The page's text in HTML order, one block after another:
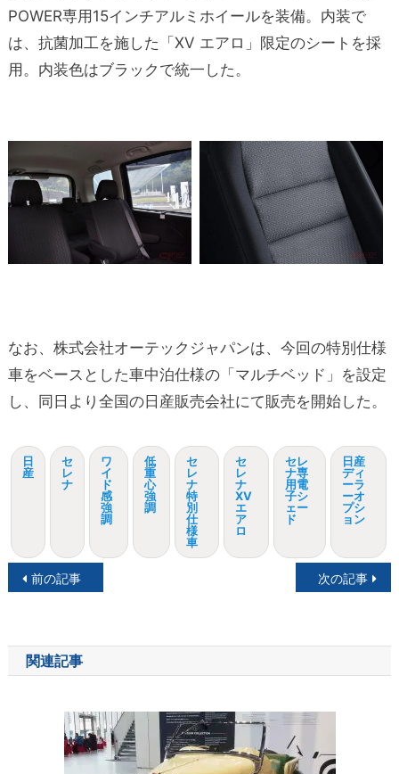
POWER専用15インチアルミホイールを装備。 内装で
は、抗菌加工を施した「XV エアロ」限定のシートを採
用。内装色はブラックで統一した。
なお、株式会社オーテックジャパンは、今回の特別仕様
車をベースとした車中泊仕様の「マルチベッド」を設定
し、同日より全国の日産販売会社にて販売を開始した。
日
産
セ
レ
ナ
ワ
イ
ド
感
強
調
低
重
心
強
調
セ
レ
ナ
特
別
仕
様
車
セ
レ
ナ
XV
エ
ア
ロ
セレ
ナ専
用電
子シ
ェー
ド
日産
ディ
ーラ
ーオ
プシ
ョン
投
ナ
ビ
前の記事 次の記事
関連記事